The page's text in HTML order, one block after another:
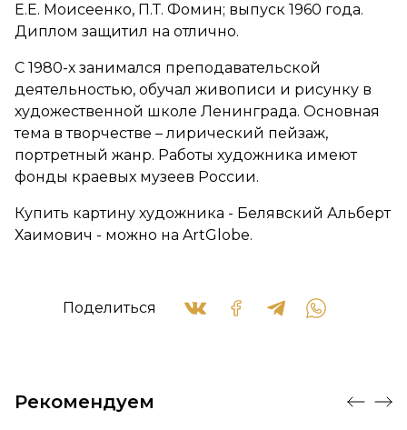
Е.Е. Моисеенко, П.Т. Фомин; выпуск 1960 года.
Диплом защитил на отлично.
С 1980-х занимался преподавательской
деятельностью, обучал живописи и рисунку в
художественной школе Ленинграда. Основная
тема в творчестве – лирический пейзаж,
портретный жанр. Работы художника имеют
фонды краевых музеев России.
Купить картину художника - Белявский Альберт
Хаимович - можно на ArtGlobe.
Поделиться
Рекомендуем